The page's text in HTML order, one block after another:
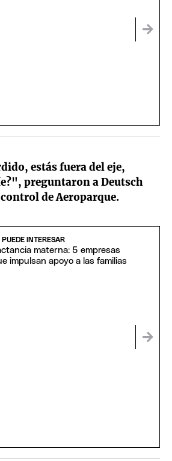
estás fuera del eje,
preguntaron a Deutsch
de Aeroparque.
PUEDE INTERESAR
materna: 5 empresas
impulsan apoyo a las familias